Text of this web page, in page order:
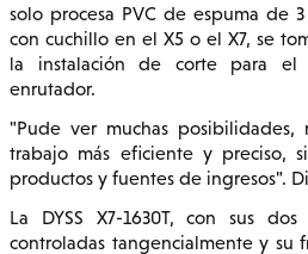
solo procesa PVC de espuma de
con cuchillo en el X5 o el X7, se
la instalación de corte para el
enrutador.
"Pude ver muchas
trabajo más eficiente y preciso,
productos y fuentes de ingresos".
La DYSS X7-1630T, con sus
controladas tangencialmente y su